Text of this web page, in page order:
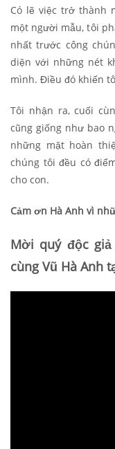
Có lẽ việc trở thành
một người mẫu, tôi
nhất trước công
diện với những nét
mình. Điều đó khiến
Tôi nhận ra, cuối
cũng giống như bao
những mặt hoàn
chúng tôi đều có
cho con.
Cảm ơn Hà Anh vì
Mời quý độc
cùng Vũ Hà Anh